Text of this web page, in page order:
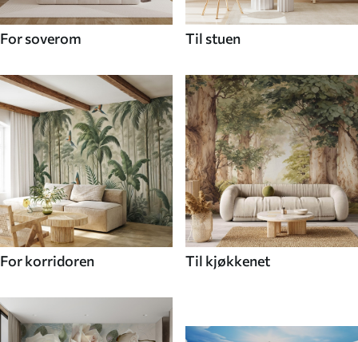
For soverom Til stuen
For korridoren Til kjøkkenet